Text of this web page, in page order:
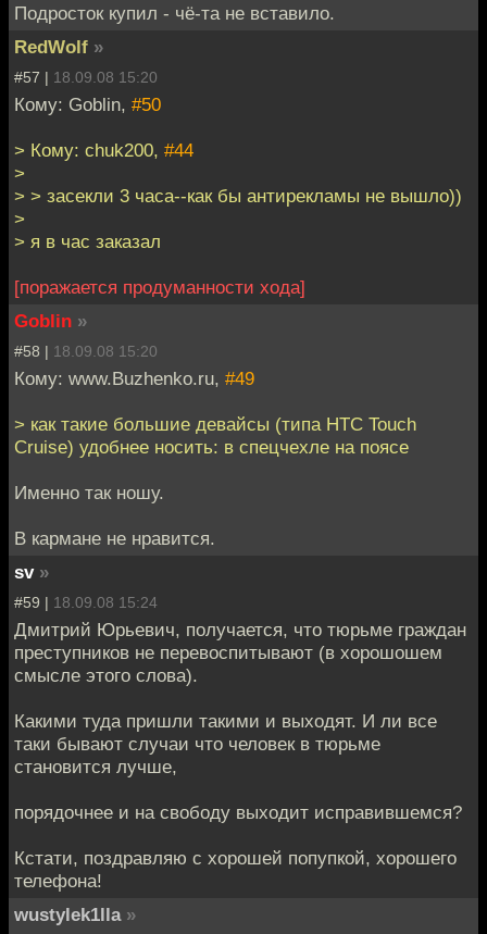
Подросток купил - чё-та не вставило.
RedWolf »
#57 | 18.09.08 15:20
Кому: Goblin, #50
> Кому: chuk200, #44
>
> > засекли 3 часа--как бы антирекламы не вышло))
>
> я в час заказал
[поражается продуманности хода]
Goblin »
#58 | 18.09.08 15:20
Кому: www.Buzhenko.ru, #49
> как такие большие девайсы (типа HTC Touch
Cruise) удобнее носить: в спецчехле на поясе
Именно так ношу.
В кармане не нравится.
sv »
#59 | 18.09.08 15:24
Дмитрий Юрьевич, получается, что тюрьме граждан
преступников не перевоспитывают (в хорошошем
смысле этого слова).
Какими туда пришли такими и выходят. И ли все
таки бывают случаи что человек в тюрьме
становится лучше,
порядочнее и на свободу выходит исправившемся?
Кстати, поздравляю с хорошей попупкой, хорошего
телефона!
wustylek1lla »